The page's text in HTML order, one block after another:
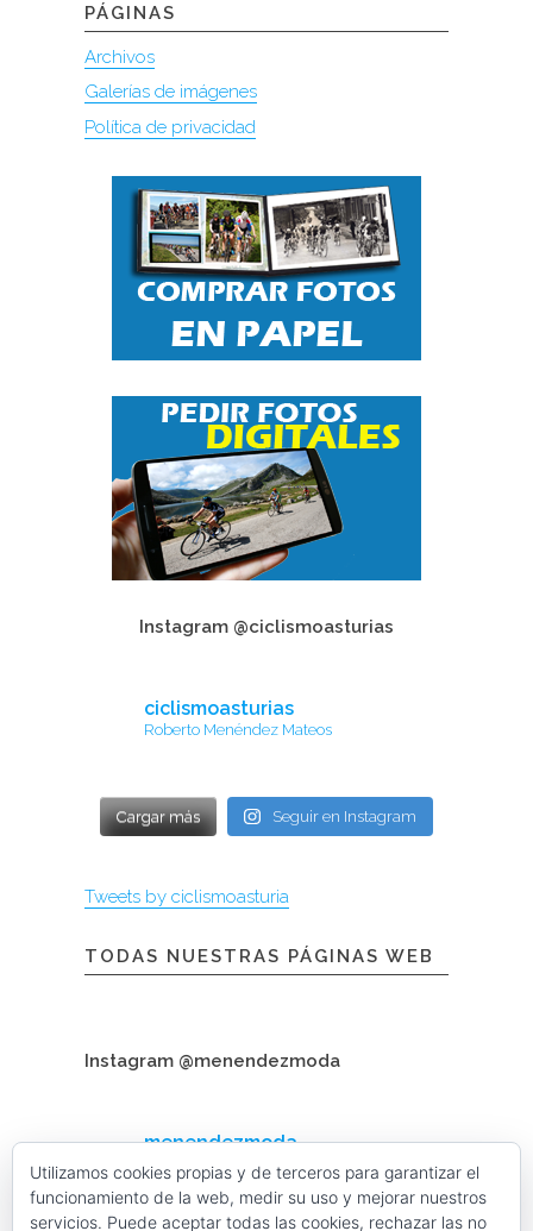
PÁGINAS
Archivos
Galerías de imágenes
Política de privacidad
Instagram @ciclismoasturias
ciclismoasturias
Roberto Menéndez Mateos
Cargar más Seguir en Instagram
Tweets by ciclismoasturia
TODAS NUESTRAS PÁGINAS WEB
Instagram @menendezmoda
menendezmoda
Menéndez Moda hombre
Utilizamos cookies propias y de terceros para garantizar el
funcionamiento de la web, medir su uso y mejorar nuestros
servicios. Puede aceptar todas las cookies, rechazar las no